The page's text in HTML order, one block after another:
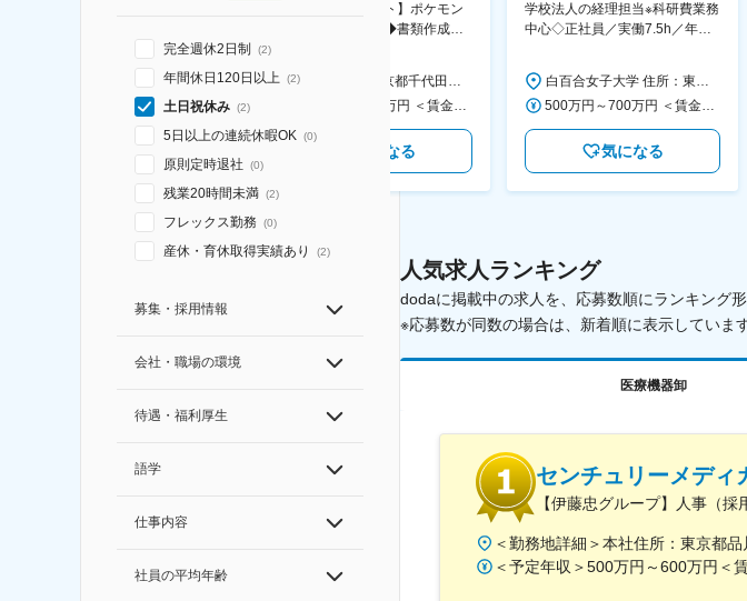
完全週休2日制 (2)
年間休日120日以上 (2)
土日祝休み (2)
5日以上の連続休暇OK (0)
原則定時退社 (0)
残業20時間未満 (2)
フレックス勤務 (0)
産休・育休取得実績あり (2)
募集・採用情報
会社・職場の環境
待遇・福利厚生
語学
仕事内容
社員の平均年齢
やDXに向けたシステム利用等～
AGC横浜テクニカルセンター 住所：神奈川県横浜市鶴見区末広町1-1 勤務地最寄駅：JR線／弁天橋駅 受動喫煙対策：敷地内喫煙可能場所あり 変更の範囲：無
400万円～550万円 ＜賃金形態＞ 月給制 固定給＋業績給 ＜賃金内訳＞ 月額（基本給）：230,000円～280,000円 ＜月給＞ 230,000円～280,000円 ＜昇給有無＞ 有 ＜残業手当＞ 有 ＜給与補足＞ ※上記はあくまで最低保証額です。実際にはこれまでの経験やスキルを考慮の上、決定します。 年収には残業代は含めておりません。 ■昇給：年1回 ■賞与：年2回 賃金はあくまでも目安の金額であり、選考を通じて上下する可能性があります。 月給(月額)は固定手当を含めた表記です。
気になる
【庶務アシスタント】ポケモン
シリーズ開発企業◆書類作成・
気になる
学校法人の経理担当※科研費業務
中心◇正社員／実働7.5h／年休
気になる
人気求人ランキング
dodaに掲載中の求人を、応募数順にランキング形
※応募数が同数の場合は、新着順に表示しています
医療機器卸
センチュリーメディ
【伊藤忠グループ】人事（